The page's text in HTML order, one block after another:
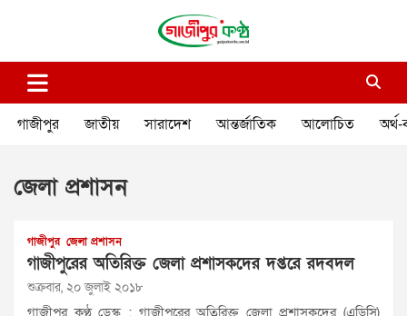
গাজীপুর কণ্ঠ
গাজীপুর জাতীয় সারাদেশ আন্তর্জাতিক আলোচিত অর্থ-
জেলা প্রশাসন
গাজীপুর জেলা প্রশাসন
গাজীপুরের অতিরিক্ত জেলা প্রশাসকদের দপ্তরে রদবদল
শুক্রবার, ২০ জুলাই ২০১৮